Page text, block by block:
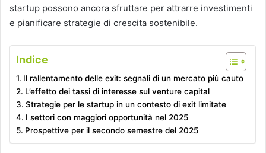
startup possono ancora sfruttare per attrarre investimenti
e pianificare strategie di crescita sostenibile.
Indice
Il rallentamento delle exit: segnali di un mercato più cauto
L’effetto dei tassi di interesse sul venture capital
Strategie per le startup in un contesto di exit limitate
I settori con maggiori opportunità nel 2025
Prospettive per il secondo semestre del 2025